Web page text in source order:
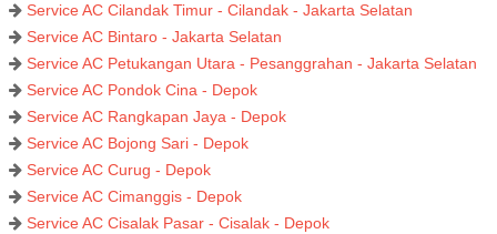
Service AC Cilandak Timur - Cilandak - Jakarta Selatan
Service AC Bintaro - Jakarta Selatan
Service AC Petukangan Utara - Pesanggrahan - Jakarta Selatan
Service AC Pondok Cina - Depok
Service AC Rangkapan Jaya - Depok
Service AC Bojong Sari - Depok
Service AC Curug - Depok
Service AC Cimanggis - Depok
Service AC Cisalak Pasar - Cisalak - Depok